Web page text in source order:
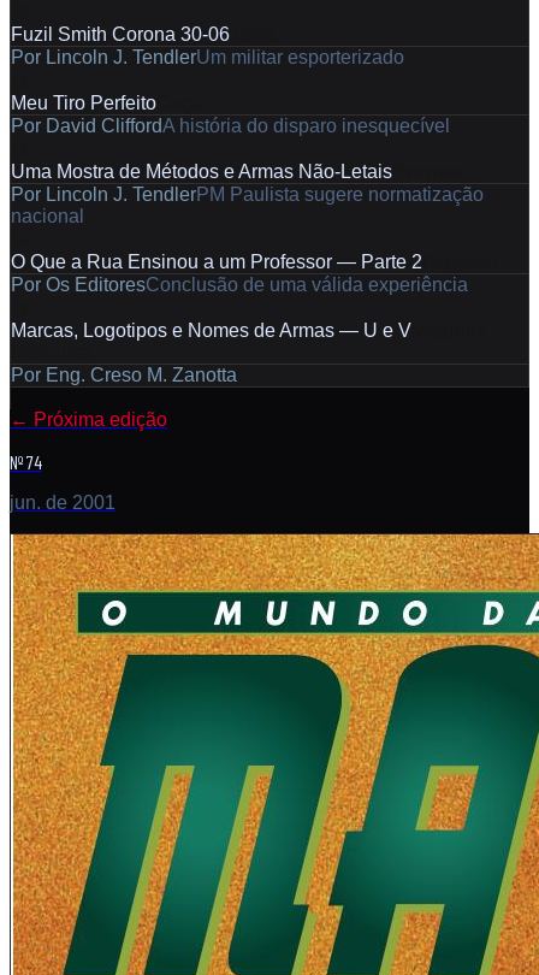
Fuzil Smith Corona 30-06
Por Lincoln J. TendlerUm militar esporterizado
Meu Tiro Perfeito
Por David CliffordA história do disparo inesquecível
Uma Mostra de Métodos e Armas Não-Letais
Por Lincoln J. TendlerPM Paulista sugere normatização
nacional
O Que a Rua Ensinou a um Professor — Parte 2
Por Os EditoresConclusão de uma válida experiência
Marcas, Logotipos e Nomes de Armas — U e V
Por Eng. Creso M. Zanotta
← Próxima edição
Nº 74
jun. de 2001